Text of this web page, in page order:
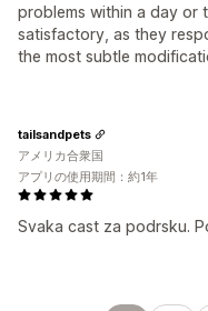
problems within a day or
satisfactory, as they
the most subtle
Svaka cast za podrsku.
tailsandpets
アメリカ合衆国
アプリの使用期間：約1年